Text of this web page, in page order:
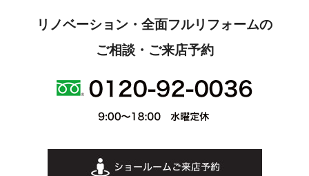
リノベーション・全面フルリフォームの
ご相談・ご来店予約